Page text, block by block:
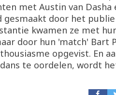
met Austin van Dasha
gesmaakt door het
kwamen ze met
door hun 'match' Bart
opgevist. En
te oordelen, wordt